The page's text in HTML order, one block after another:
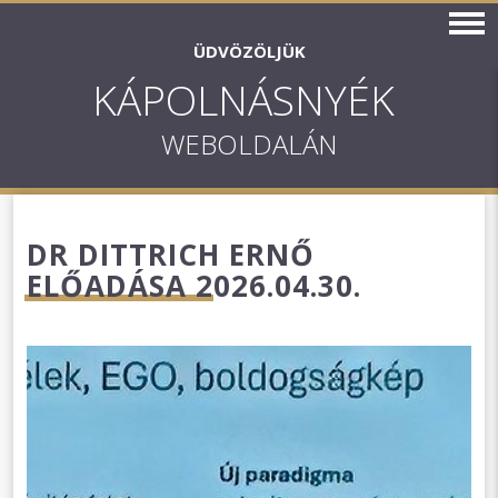
ÜDVÖZÖLJÜK
KÁPOLNÁSNYÉK
WEBOLDALÁN
DR DITTRICH ERNŐ
ELŐADÁSA 2026.04.30.